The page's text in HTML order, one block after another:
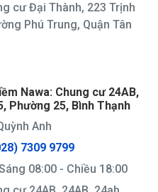
cư Đại Thành, 223 Trịnh
Phú Trung, Quận Tân
Nawa: Chung cư 24AB,
Phường 25, Bình Thạnh
Anh
7309 9799
08:00 - Chiều 18:00